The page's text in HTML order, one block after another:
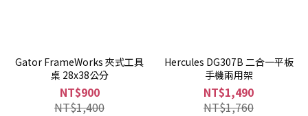
Gator FrameWorks 夾式工具
桌 28x38公分
NT$900
NT$1,400
Hercules DG307B 二合一平板
手機兩用架
NT$1,490
NT$1,760